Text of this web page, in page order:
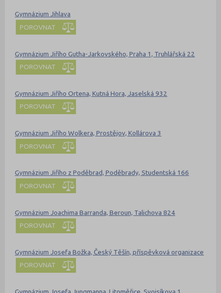
Gymnázium Jihlava
POROVNAT
Gymnázium Jiřího Gutha-Jarkovského, Praha 1, Truhlářská 22
POROVNAT
Gymnázium Jiřího Ortena, Kutná Hora, Jaselská 932
POROVNAT
Gymnázium Jiřího Wolkera, Prostějov, Kollárova 3
POROVNAT
Gymnázium Jiřího z Poděbrad, Poděbrady, Studentská 166
POROVNAT
Gymnázium Joachima Barranda, Beroun, Talichova 824
POROVNAT
Gymnázium Josefa Božka, Český Těšín, příspěvková organizace
POROVNAT